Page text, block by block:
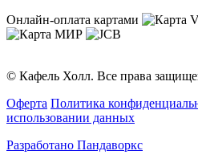
Онлайн-оплата картами
© Кафель Холл. Все права
Оферта Политика
использовании данных
Разработано Пандаворкс